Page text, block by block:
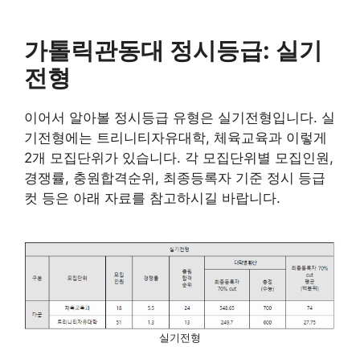
가톨릭관동대 정시등급: 실기
전형
이어서 알아볼 정시등급 유형은 실기전형입니다. 실
기전형에는 트리니티자유대학, 체육교육과 이렇게
2개 모집단위가 있습니다. 각 모집단위별 모집인원,
경쟁률, 충원합격순위, 최종등록자 기준 정시 등급
컷 등은 아래 자료를 참고하시길 바랍니다.
실기전형